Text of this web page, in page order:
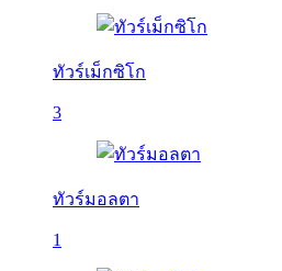
ทัวร์เม็กซิโก
3
ทัวร์มอลตา
1